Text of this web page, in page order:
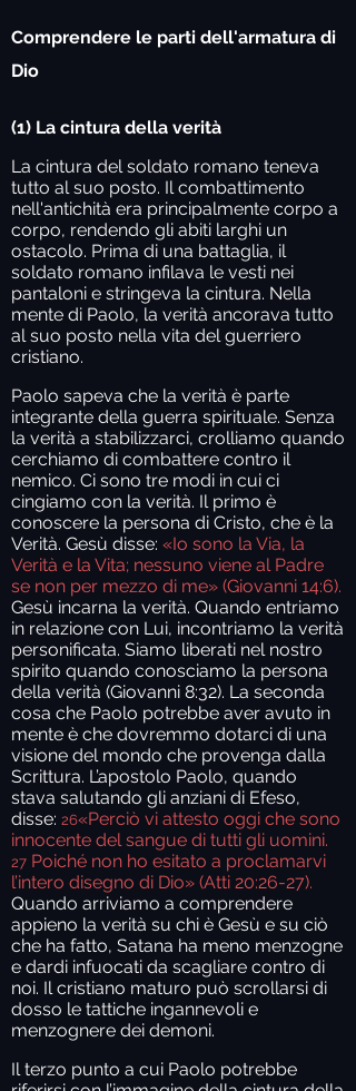
Comprendere le parti dell'armatura di
Dio
(1) La cintura della verità
La cintura del soldato romano teneva
tutto al suo posto. Il combattimento
nell'antichità era principalmente corpo a
corpo, rendendo gli abiti larghi un
ostacolo. Prima di una battaglia, il
soldato romano infilava le vesti nei
pantaloni e stringeva la cintura. Nella
mente di Paolo, la verità ancorava tutto
al suo posto nella vita del guerriero
cristiano.
Paolo sapeva che la verità è parte
integrante della guerra spirituale. Senza
la verità a stabilizzarci, crolliamo quando
cerchiamo di combattere contro il
nemico. Ci sono tre modi in cui ci
cingiamo con la verità. Il primo è
conoscere la persona di Cristo, che è la
Verità. Gesù disse: «Io sono la Via, la
Verità e la Vita; nessuno viene al Padre
se non per mezzo di me» (Giovanni 14:6).
Gesù incarna la verità. Quando entriamo
in relazione con Lui, incontriamo la verità
personificata. Siamo liberati nel nostro
spirito quando conosciamo la persona
della verità (Giovanni 8:32). La seconda
cosa che Paolo potrebbe aver avuto in
mente è che dovremmo dotarci di una
visione del mondo che provenga dalla
Scrittura. L’apostolo Paolo, quando
stava salutando gli anziani di Efeso,
disse: 26«Perciò vi attesto oggi che sono
innocente del sangue di tutti gli uomini.
27 Poiché non ho esitato a proclamarvi
l’intero disegno di Dio» (Atti 20:26-27).
Quando arriviamo a comprendere
appieno la verità su chi è Gesù e su ciò
che ha fatto, Satana ha meno menzogne
e dardi infuocati da scagliare contro di
noi. Il cristiano maturo può scrollarsi di
dosso le tattiche ingannevoli e
menzognere dei demoni.
Il terzo punto a cui Paolo potrebbe